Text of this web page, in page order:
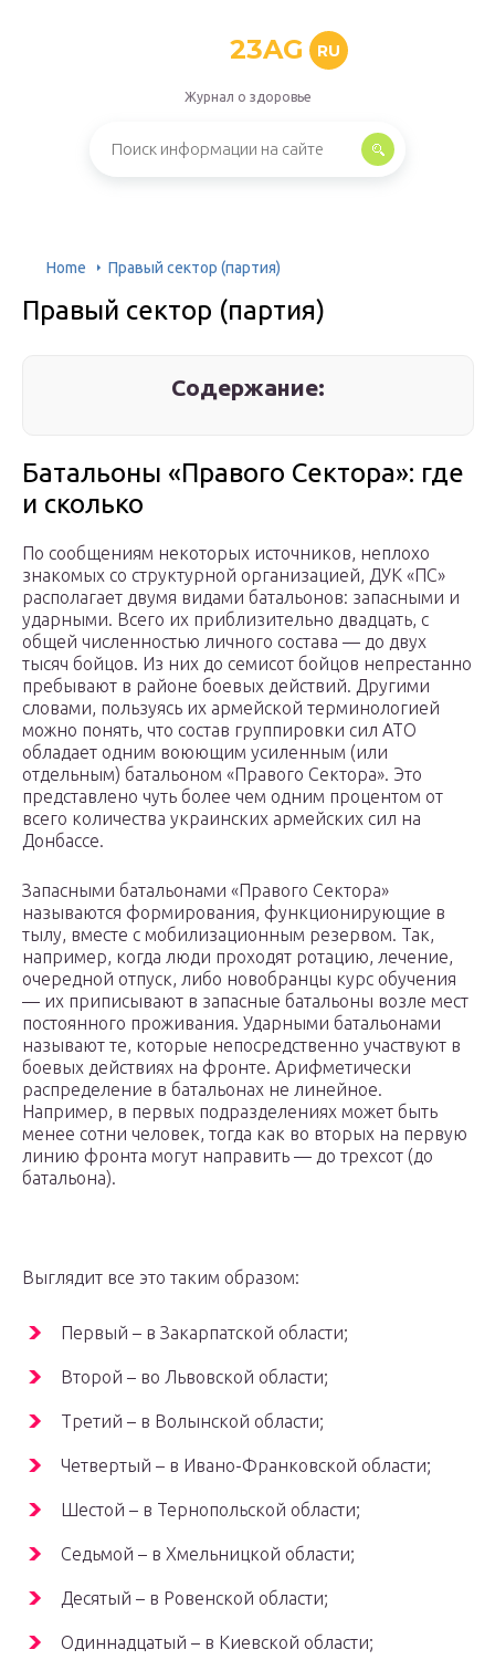
23AG RU
Журнал о здоровье
Home Правый сектор (партия)
Правый сектор (партия)
Содержание:
Батальоны «Правого Сектора»: где
и сколько
По сообщениям некоторых источников, неплохо
знакомых со структурной организацией, ДУК «ПС»
располагает двумя видами батальонов: запасными и
ударными. Всего их приблизительно двадцать, с
общей численностью личного состава — до двух
тысяч бойцов. Из них до семисот бойцов непрестанно
пребывают в районе боевых действий. Другими
словами, пользуясь их армейской терминологией
можно понять, что состав группировки сил АТО
обладает одним воюющим усиленным (или
отдельным) батальоном «Правого Сектора». Это
представлено чуть более чем одним процентом от
всего количества украинских армейских сил на
Донбассе.
Запасными батальонами «Правого Сектора»
называются формирования, функционирующие в
тылу, вместе с мобилизационным резервом. Так,
например, когда люди проходят ротацию, лечение,
очередной отпуск, либо новобранцы курс обучения
— их приписывают в запасные батальоны возле мест
постоянного проживания. Ударными батальонами
называют те, которые непосредственно участвуют в
боевых действиях на фронте. Арифметически
распределение в батальонах не линейное.
Например, в первых подразделениях может быть
менее сотни человек, тогда как во вторых на первую
линию фронта могут направить — до трехсот (до
батальона).
Выглядит все это таким образом:
Первый – в Закарпатской области;
Второй – во Львовской области;
Третий – в Волынской области;
Четвертый – в Ивано-Франковской области;
Шестой – в Тернопольской области;
Седьмой – в Хмельницкой области;
Десятый – в Ровенской области;
Одиннадцатый – в Киевской области;